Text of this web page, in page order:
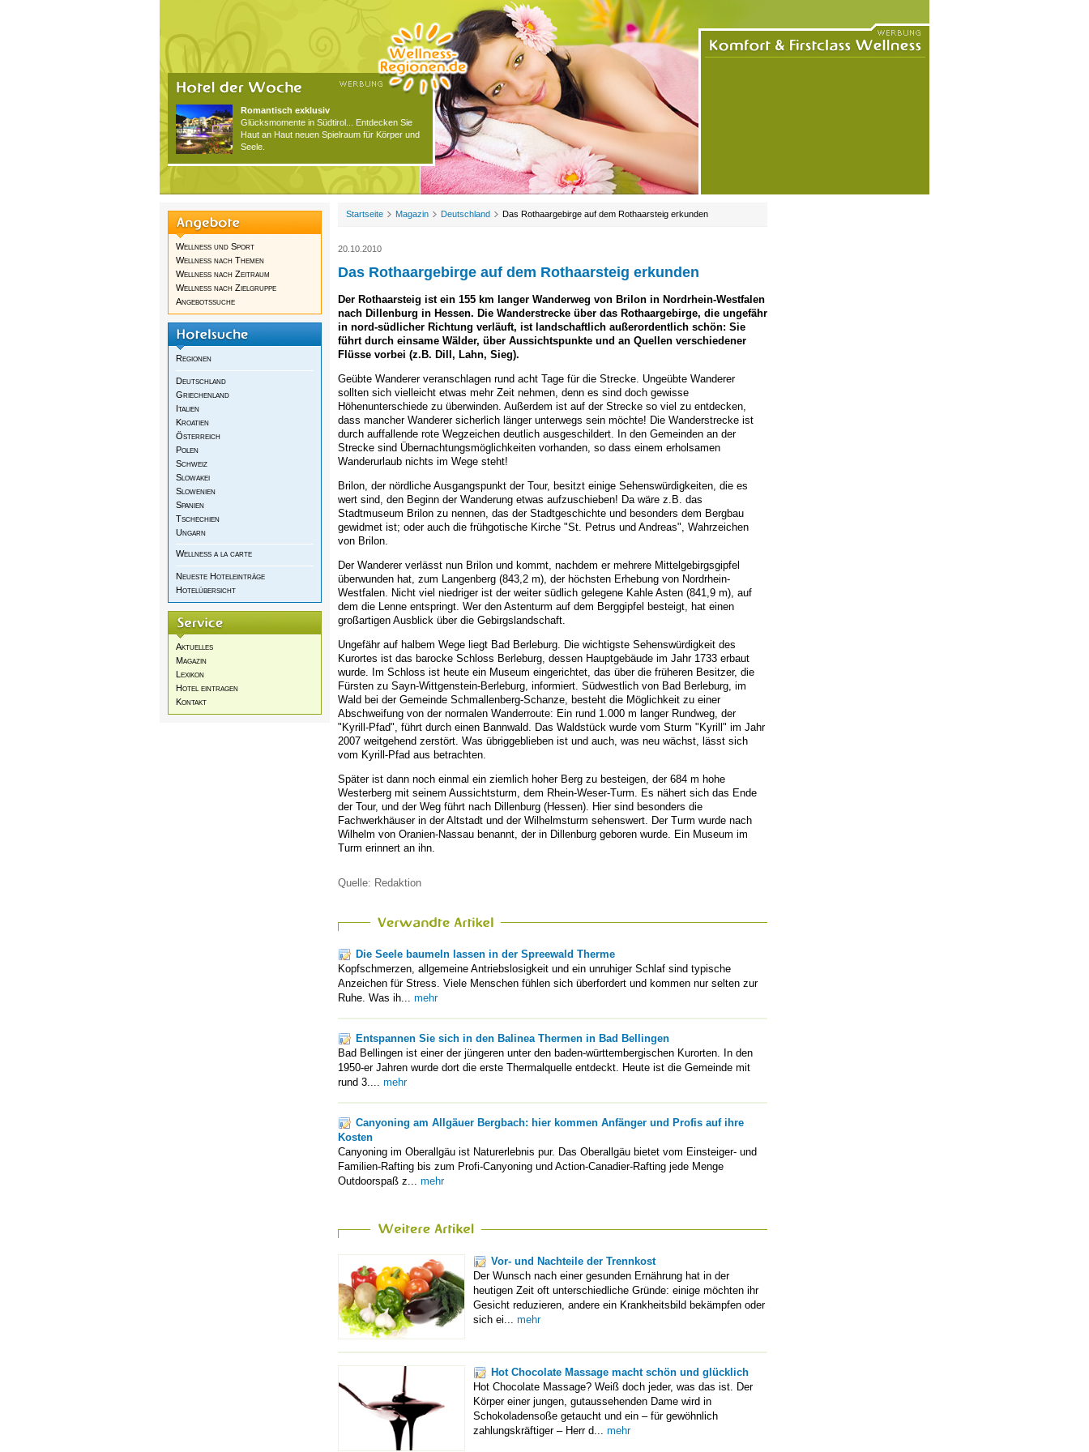
Romantisch exklusiv
Glücksmomente in Südtirol... Entdecken Sie
Haut an Haut neuen Spielraum für Körper und
Seele.
Wellness und Sport
Wellness nach Themen
Wellness nach Zeitraum
Wellness nach Zielgruppe
Angebotssuche
Regionen
Deutschland
Griechenland
Italien
Kroatien
Österreich
Polen
Schweiz
Slowakei
Slowenien
Spanien
Tschechien
Ungarn
Wellness a la carte
Neueste Hoteleinträge
Hotelübersicht
Aktuelles
Magazin
Lexikon
Hotel eintragen
Kontakt
Startseite Magazin Deutschland Das Rothaargebirge auf dem Rothaarsteig erkunden
20.10.2010
Das Rothaargebirge auf dem Rothaarsteig erkunden
Der Rothaarsteig ist ein 155 km langer Wanderweg von Brilon in Nordrhein-Westfalen
nach Dillenburg in Hessen. Die Wanderstrecke über das Rothaargebirge, die ungefähr
in nord-südlicher Richtung verläuft, ist landschaftlich außerordentlich schön: Sie
führt durch einsame Wälder, über Aussichtspunkte und an Quellen verschiedener
Flüsse vorbei (z.B. Dill, Lahn, Sieg).
Geübte Wanderer veranschlagen rund acht Tage für die Strecke. Ungeübte Wanderer
sollten sich vielleicht etwas mehr Zeit nehmen, denn es sind doch gewisse
Höhenunterschiede zu überwinden. Außerdem ist auf der Strecke so viel zu entdecken,
dass mancher Wanderer sicherlich länger unterwegs sein möchte! Die Wanderstrecke ist
durch auffallende rote Wegzeichen deutlich ausgeschildert. In den Gemeinden an der
Strecke sind Übernachtungsmöglichkeiten vorhanden, so dass einem erholsamen
Wanderurlaub nichts im Wege steht!
Brilon, der nördliche Ausgangspunkt der Tour, besitzt einige Sehenswürdigkeiten, die es
wert sind, den Beginn der Wanderung etwas aufzuschieben! Da wäre z.B. das
Stadtmuseum Brilon zu nennen, das der Stadtgeschichte und besonders dem Bergbau
gewidmet ist; oder auch die frühgotische Kirche "St. Petrus und Andreas", Wahrzeichen
von Brilon.
Der Wanderer verlässt nun Brilon und kommt, nachdem er mehrere Mittelgebirgsgipfel
überwunden hat, zum Langenberg (843,2 m), der höchsten Erhebung von Nordrhein-
Westfalen. Nicht viel niedriger ist der weiter südlich gelegene Kahle Asten (841,9 m), auf
dem die Lenne entspringt. Wer den Astenturm auf dem Berggipfel besteigt, hat einen
großartigen Ausblick über die Gebirgslandschaft.
Ungefähr auf halbem Wege liegt Bad Berleburg. Die wichtigste Sehenswürdigkeit des
Kurortes ist das barocke Schloss Berleburg, dessen Hauptgebäude im Jahr 1733 erbaut
wurde. Im Schloss ist heute ein Museum eingerichtet, das über die früheren Besitzer, die
Fürsten zu Sayn-Wittgenstein-Berleburg, informiert. Südwestlich von Bad Berleburg, im
Wald bei der Gemeinde Schmallenberg-Schanze, besteht die Möglichkeit zu einer
Abschweifung von der normalen Wanderroute: Ein rund 1.000 m langer Rundweg, der
"Kyrill-Pfad", führt durch einen Bannwald. Das Waldstück wurde vom Sturm "Kyrill" im Jahr
2007 weitgehend zerstört. Was übriggeblieben ist und auch, was neu wächst, lässt sich
vom Kyrill-Pfad aus betrachten.
Später ist dann noch einmal ein ziemlich hoher Berg zu besteigen, der 684 m hohe
Westerberg mit seinem Aussichtsturm, dem Rhein-Weser-Turm. Es nähert sich das Ende
der Tour, und der Weg führt nach Dillenburg (Hessen). Hier sind besonders die
Fachwerkhäuser in der Altstadt und der Wilhelmsturm sehenswert. Der Turm wurde nach
Wilhelm von Oranien-Nassau benannt, der in Dillenburg geboren wurde. Ein Museum im
Turm erinnert an ihn.
Quelle: Redaktion
Die Seele baumeln lassen in der Spreewald Therme
Kopfschmerzen, allgemeine Antriebslosigkeit und ein unruhiger Schlaf sind typische
Anzeichen für Stress. Viele Menschen fühlen sich überfordert und kommen nur selten zur
Ruhe. Was ih... mehr
Entspannen Sie sich in den Balinea Thermen in Bad Bellingen
Bad Bellingen ist einer der jüngeren unter den baden-württembergischen Kurorten. In den
1950-er Jahren wurde dort die erste Thermalquelle entdeckt. Heute ist die Gemeinde mit
rund 3.... mehr
Canyoning am Allgäuer Bergbach: hier kommen Anfänger und Profis auf ihre
Kosten
Canyoning im Oberallgäu ist Naturerlebnis pur. Das Oberallgäu bietet vom Einsteiger- und
Familien-Rafting bis zum Profi-Canyoning und Action-Canadier-Rafting jede Menge
Outdoorspaß z... mehr
Vor- und Nachteile der Trennkost
Der Wunsch nach einer gesunden Ernährung hat in der
heutigen Zeit oft unterschiedliche Gründe: einige möchten ihr
Gesicht reduzieren, andere ein Krankheitsbild bekämpfen oder
sich ei... mehr
Hot Chocolate Massage macht schön und glücklich
Hot Chocolate Massage? Weiß doch jeder, was das ist. Der
Körper einer jungen, gutaussehenden Dame wird in
Schokoladensoße getaucht und ein – für gewöhnlich
zahlungskräftiger – Herr d... mehr